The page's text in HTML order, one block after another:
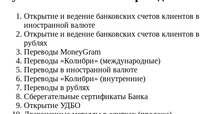
Открытие и ведение банковских счетов клиентов в
иностранной валюте
Открытие и ведение банковских счетов клиентов в
рублях
Переводы MoneyGram
Переводы «Колибри» (международные)
Переводы в иностранной валюте
Переводы «Колибри» (внутренние)
Переводы в рублях
Сберегательные сертификаты Банка
Открытие УДБО